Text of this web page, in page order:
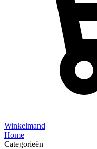
Winkelmand
Home
Categorieën